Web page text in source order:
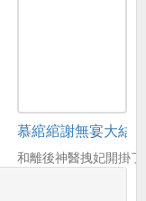
慕綰綰謝無宴大結局
和離後神醫拽妃開掛了